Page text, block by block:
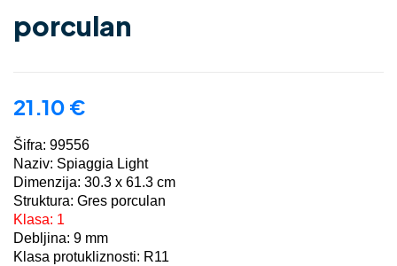
porculan
21.10 €
Šifra: 99556
Naziv: Spiaggia Light
Dimenzija: 30.3 x 61.3 cm
Struktura: Gres porculan
Klasa: 1
Debljina: 9 mm
Klasa protukliznosti: R11